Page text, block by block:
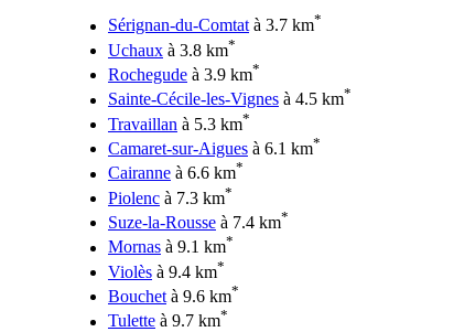
Sérignan-du-Comtatà 3.7 km*
Uchaux à 3.8 km*
Rochegude à 3.9 km*
Sainte-Cécile-les-Vignes à 4.5 km*
Travaillan à 5.3 km*
Camaret-sur-Aigues à 6.1 km*
Cairanne à 6.6 km*
Piolenc à 7.3 km*
Suze-la-Rousse à 7.4 km*
Mornas à 9.1 km*
Violès à 9.4 km*
Bouchet à 9.6 km*
Tulette à 9.7 km*